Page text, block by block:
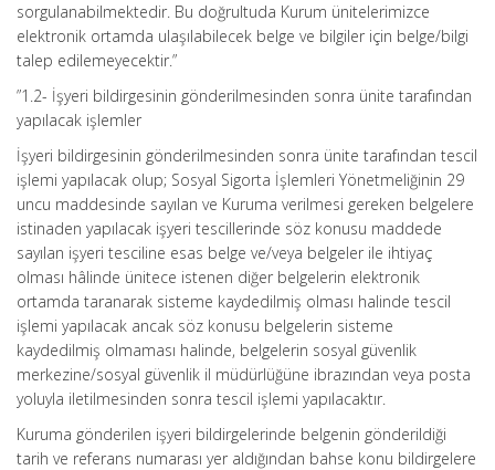
sorgulanabilmektedir. Bu doğrultuda Kurum ünitelerimizce
elektronik ortamda ulaşılabilecek belge ve bilgiler için belge/bilgi
talep edilemeyecektir.”
”1.2- İşyeri bildirgesinin gönderilmesinden sonra ünite tarafından
yapılacak işlemler
İşyeri bildirgesinin gönderilmesinden sonra ünite tarafından tescil
işlemi yapılacak olup; Sosyal Sigorta İşlemleri Yönetmeliğinin 29
uncu maddesinde sayılan ve Kuruma verilmesi gereken belgelere
istinaden yapılacak işyeri tescillerinde söz konusu maddede
sayılan işyeri tesciline esas belge ve/veya belgeler ile ihtiyaç
olması hâlinde ünitece istenen diğer belgelerin elektronik
ortamda taranarak sisteme kaydedilmiş olması halinde tescil
işlemi yapılacak ancak söz konusu belgelerin sisteme
kaydedilmiş olmaması halinde, belgelerin sosyal güvenlik
merkezine/sosyal güvenlik il müdürlüğüne ibrazından veya posta
yoluyla iletilmesinden sonra tescil işlemi yapılacaktır.
Kuruma gönderilen işyeri bildirgelerinde belgenin gönderildiği
tarih ve referans numarası yer aldığından bahse konu bildirgelere